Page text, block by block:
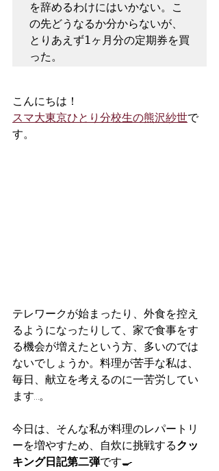
を辞めるわけにはいかない。こ
の先どうなるか分からないが、
とりあえず1ヶ月分の定期券を買
った。
こんにちは！
スマ大東京ひとり分校生の熊沢紗世で
す。
テレワークが始まったり、外食を控え
るようになったりして、家で食事をす
る機会が増えたという方、多いのでは
ないでしょうか。料理が苦手な私は、
毎日、献立を考えるのに一苦労してい
ます…。
今日は、そんな私が料理のレパートリ
ーを増やすため、自炊に挑戦するクッ
キング日記第二弾です🍳